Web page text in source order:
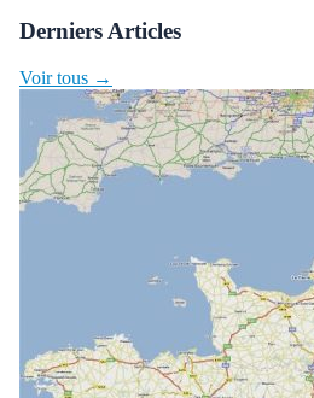
Derniers Articles
Voir tous →